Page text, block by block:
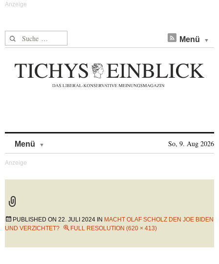
Suche nach: Menü
Menü So, 9. Aug 2026
PUBLISHED ON 22. JULI 2024 IN MACHT OLAF SCHOLZ DEN JOE BIDEN
UND VERZICHTET?
FULL RESOLUTION (620 × 413)